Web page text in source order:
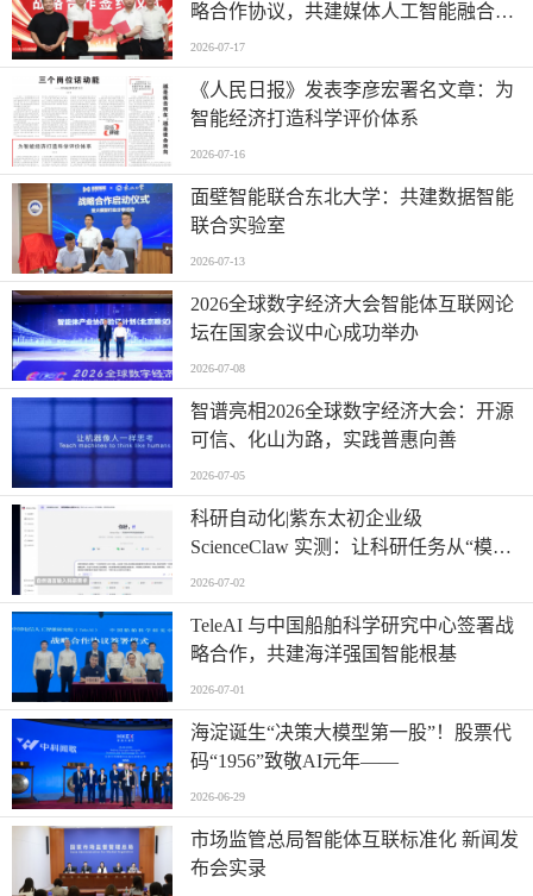
略合作协议，共建媒体人工智能融合应
2026-07-17
《人民日报》发表李彦宏署名文章：为
智能经济打造科学评价体系
2026-07-16
面壁智能联合东北大学：共建数据智能
联合实验室
2026-07-13
2026全球数字经济大会智能体互联网论
坛在国家会议中心成功举办
2026-07-08
智谱亮相2026全球数字经济大会：开源
可信、化山为路，实践普惠向善
2026-07-05
科研自动化|紫东太初企业级
ScienceClaw 实测：让科研任务从“模糊
提问”走向“精准执行”
2026-07-02
TeleAI 与中国船舶科学研究中心签署战
略合作，共建海洋强国智能根基
2026-07-01
海淀诞生“决策大模型第一股”！股票代
码“1956”致敬AI元年——
2026-06-29
市场监管总局智能体互联标准化 新闻发
布会实录